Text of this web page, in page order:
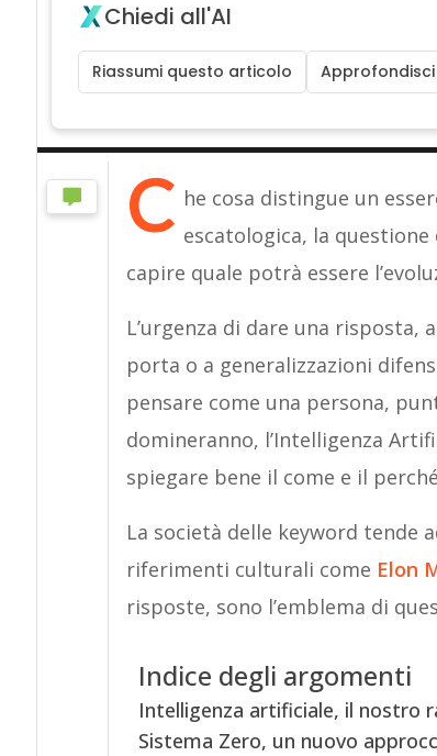
Chiedi all'AI
Riassumi questo articolo
C he cosa distingue un
escatologica, la
capire quale potrà essere
L’urgenza di dare una
porta o a generalizzazioni
pensare come una persona,
domineranno, l’Intelligenza
spiegare bene il come e il
La società delle keyword tende
riferimenti culturali come Elon
risposte, sono l’emblema di
Indice degli argomenti
Intelligenza artificiale, il nostro
Sistema Zero, un nuovo